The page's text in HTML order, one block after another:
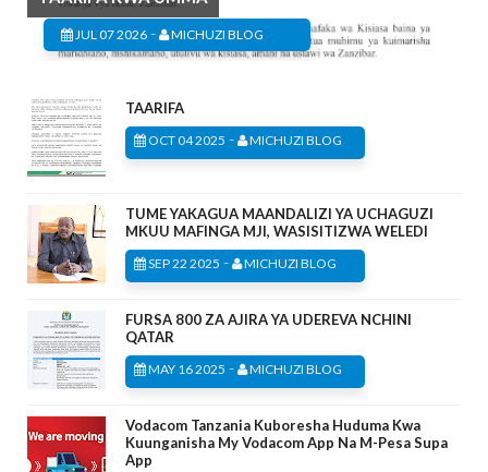
JUL 07 2026 - MICHUZI BLOG
TAARIFA
OCT 04 2025 - MICHUZI BLOG
TUME YAKAGUA MAANDALIZI YA UCHAGUZI
MKUU MAFINGA MJI, WASISITIZWA WELEDI
SEP 22 2025 - MICHUZI BLOG
FURSA 800 ZA AJIRA YA UDEREVA NCHINI
QATAR
MAY 16 2025 - MICHUZI BLOG
Vodacom Tanzania Kuboresha Huduma Kwa
Kuunganisha My Vodacom App Na M-Pesa Supa
App